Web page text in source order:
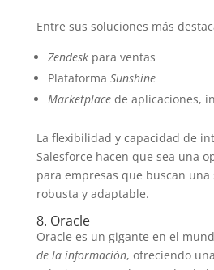
Entre sus soluciones más
Zendeskpara ventas
Plataforma Sunshine
Marketplacede aplicaciones,
La flexibilidad y capacidad de
Salesforce hacen que sea una
para empresas que buscan una
robusta y adaptable.
8. Oracle
Oracle es un gigante en el
de la información, ofreciendo